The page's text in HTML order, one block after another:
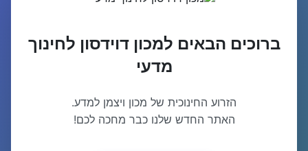
ברוכים הבאים למכון דוידסון לחינוך
מדעי
הזרוע החינוכית של מכון ויצמן למדע.
האתר החדש שלנו כבר מחכה לכם!